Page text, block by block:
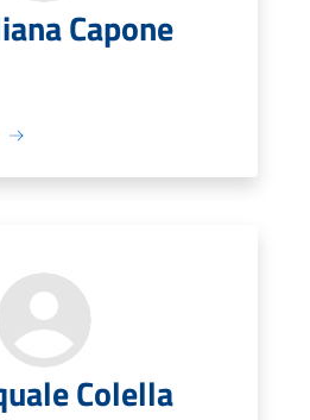
Capone
Colella